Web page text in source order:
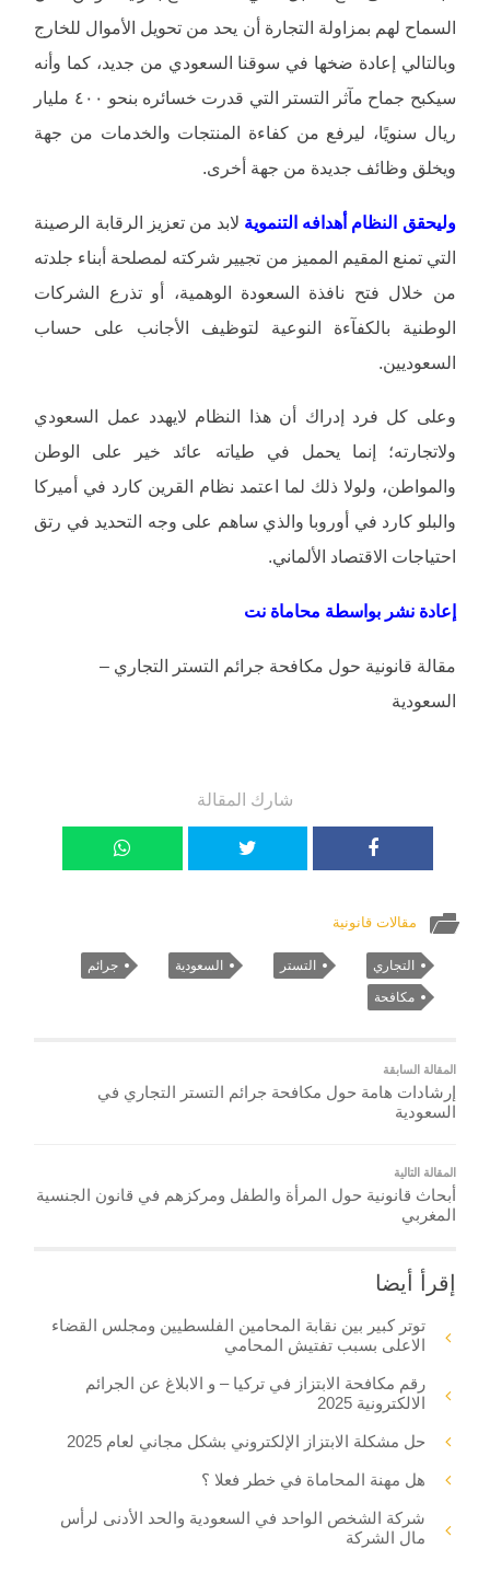
السماح لهم بمزاولة التجارة أن يحد من تحويل الأموال للخارج
وبالتالي إعادة ضخها في سوقنا السعودي من جديد، كما وأنه
سيكبح جماح مآثر التستر التي قدرت خسائره بنحو ٤٠٠ مليار
ريال سنويًا، ليرفع من كفاءة المنتجات والخدمات من جهة
ويخلق وظائف جديدة من جهة أخرى.
وليحقق النظام أهدافه التنموية لابد من تعزيز الرقابة الرصينة
التي تمنع المقيم المميز من تجيير شركته لمصلحة أبناء جلدته
من خلال فتح نافذة السعودة الوهمية، أو تذرع الشركات
الوطنية بالكفآءة النوعية لتوظيف الأجانب على حساب
السعوديين.
وعلى كل فرد إدراك أن هذا النظام لايهدد عمل السعودي
ولاتجارته؛ إنما يحمل في طياته عائد خير على الوطن
والمواطن، ولولا ذلك لما اعتمد نظام القرين كارد في أميركا
والبلو كارد في أوروبا والذي ساهم على وجه التحديد في رتق
احتياجات الاقتصاد الألماني.
إعادة نشر بواسطة محاماة نت
مقالة قانونية حول مكافحة جرائم التستر التجاري –
السعودية
شارك المقالة
مقالات قانونية
التجاري التستر السعودية جرائم
مكافحة
المقالة السابقة
إرشادات هامة حول مكافحة جرائم التستر التجاري في
السعودية
المقالة التالية
أبحاث قانونية حول المرأة والطفل ومركزهم في قانون الجنسية
المغربي
إقرأ أيضا
توتر كبير بين نقابة المحامين الفلسطيين ومجلس القضاء
الاعلى بسبب تفتيش المحامي
رقم مكافحة الابتزاز في تركيا – و الابلاغ عن الجرائم
الالكترونية 2025
حل مشكلة الابتزاز الإلكتروني بشكل مجاني لعام 2025
هل مهنة المحاماة في خطر فعلا ؟
شركة الشخص الواحد في السعودية والحد الأدنى لرأس
مال الشركة